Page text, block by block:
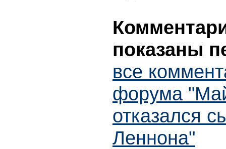
показаны
все
форума
отказался
Леннона"